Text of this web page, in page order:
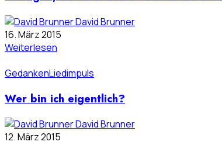
David Brunner
16. März 2015
Weiterlesen
GedankenLiedimpuls
Wer bin ich eigentlich?
David Brunner
12. März 2015